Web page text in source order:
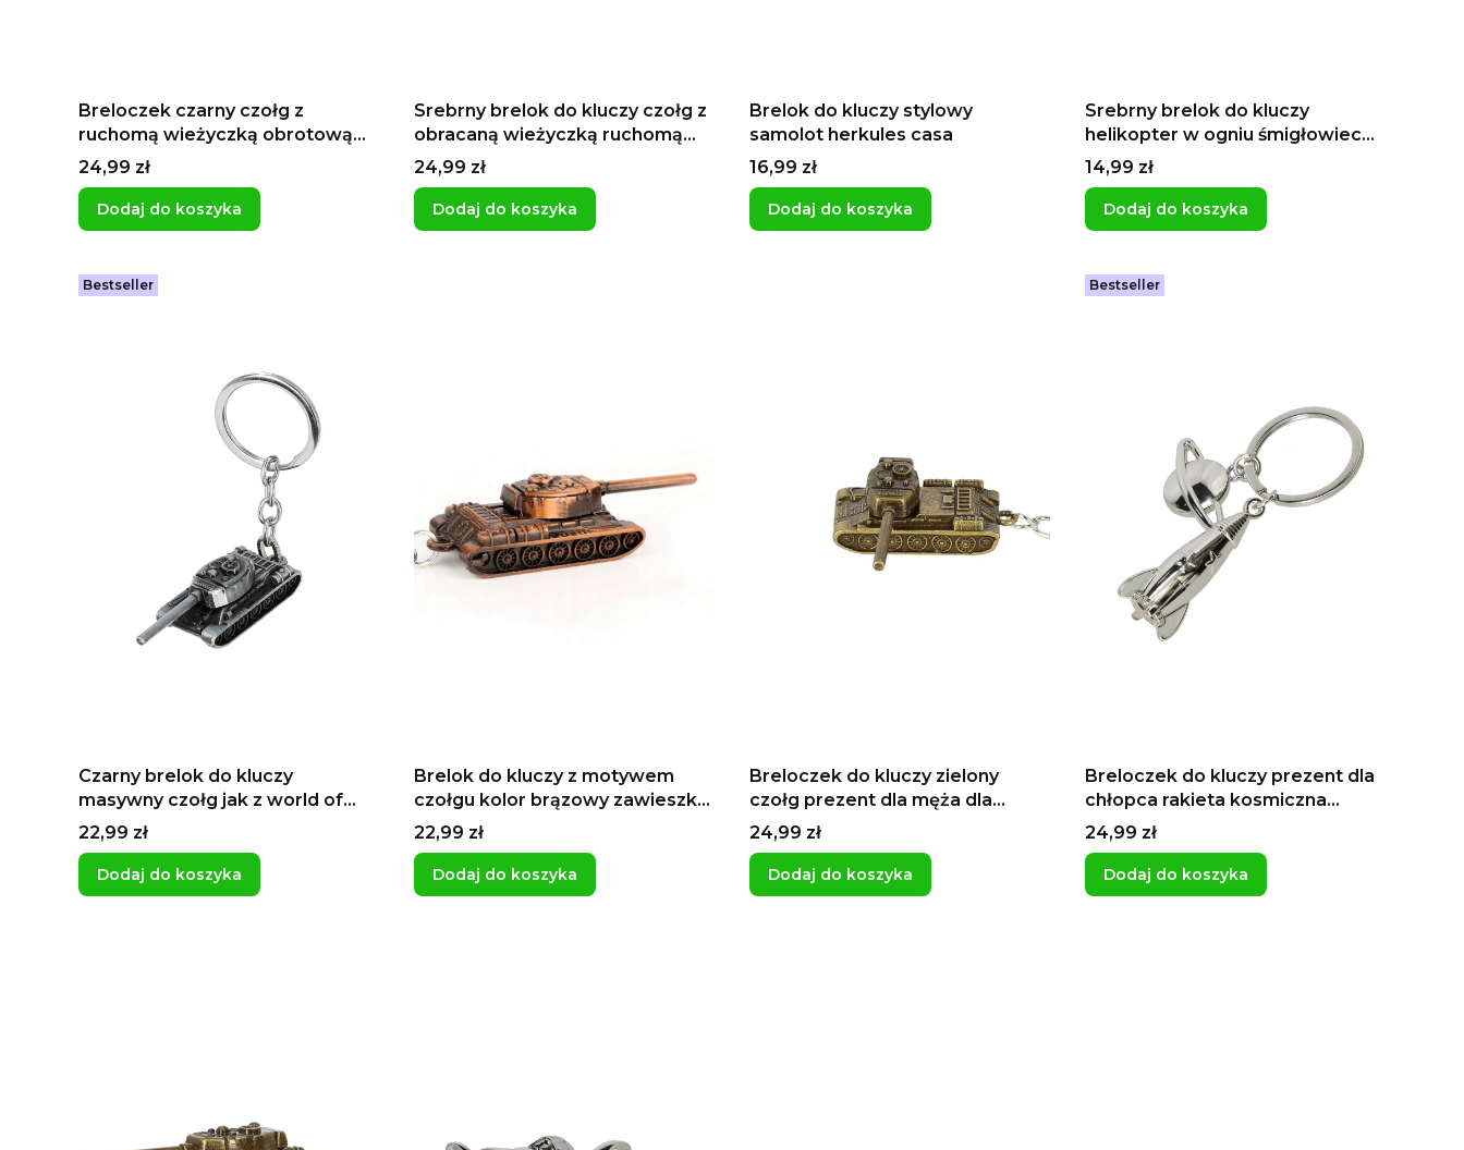
Breloczek czarny czołg z
ruchomą wieżyczką obrotową
lufą world of tanks czołgista
prezent dla gracza dla męża
Cena
24,99 zł
Dodaj do koszyka
Srebrny brelok do kluczy czołg z
obracaną wieżyczką ruchomą
lufą kawaleria pancerna
czołgista prezent dla chłopaka
czołg dla gracza prezent dla
męża
Cena
24,99 zł
Dodaj do koszyka
Brelok do kluczy stylowy
samolot herkules casa
Cena
16,99 zł
Dodaj do koszyka
Srebrny brelok do kluczy
helikopter w ogniu śmigłowiec
apache karakal
Cena
14,99 zł
Dodaj do koszyka
Bestseller
Czarny brelok do kluczy
masywny czołg jak z world of
tanks precyzyjne wykonanie
Cena
22,99 zł
Dodaj do koszyka
Brelok do kluczy z motywem
czołgu kolor brązowy zawieszka
do wozu
Cena
22,99 zł
Dodaj do koszyka
Breloczek do kluczy zielony
czołg prezent dla męża dla
gracza chłopaka tank
Cena
24,99 zł
Dodaj do koszyka
Bestseller
Breloczek do kluczy prezent dla
chłopca rakieta kosmiczna
kosmos kosmonauta
Cena
24,99 zł
Dodaj do koszyka